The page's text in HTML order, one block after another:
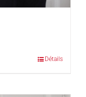
Détails